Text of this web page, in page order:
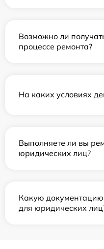
Возможно ли
процессе ремонта?
На каких условиях
Выполняете ли вы
юридических лиц?
Какую документацию
для юридических